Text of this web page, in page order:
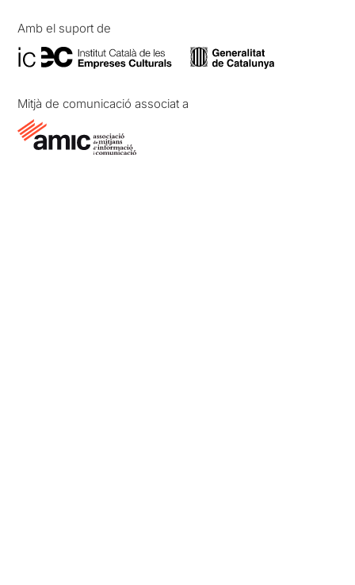
Amb el suport de
Mitjà de comunicació associat a